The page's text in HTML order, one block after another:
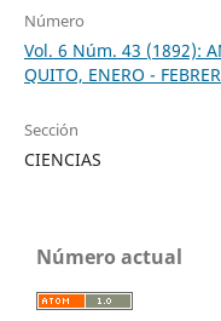
Número
Vol. 6 Núm. 43 (1892):
QUITO, ENERO -
Sección
CIENCIAS
Número actual